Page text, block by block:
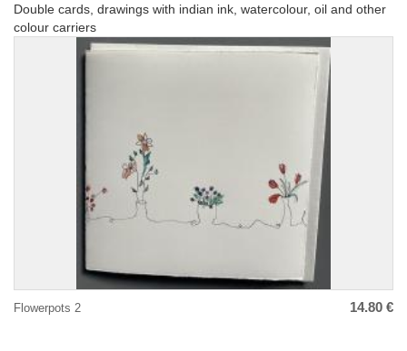
Original
double
cards
Double cards, drawings with indian ink, watercolour, oil and other
colour carriers
Flowerpots 2 14.80 €